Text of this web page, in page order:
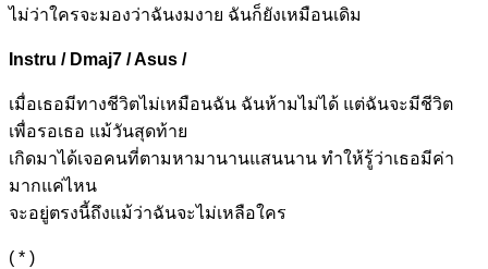
ไม่ว่าใครจะมองว่าฉันงมงาย ฉันก็ยังเหมือนเดิม
Instru / Dmaj7 / Asus /
เมื่อเธอมีทางชีวิตไม่เหมือนฉัน ฉันห้ามไม่ได้ แต่ฉันจะมีชีวิต
เพื่อรอเธอ แม้วันสุดท้าย
เกิดมาได้เจอคนที่ตามหามานานแสนนาน ทำให้รู้ว่าเธอมีค่า
มากแค่ไหน
จะอยู่ตรงนี้ถึงแม้ว่าฉันจะไม่เหลือใคร
( * )